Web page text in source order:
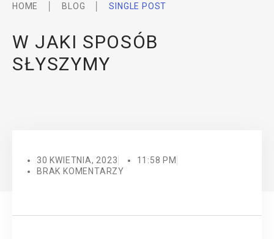
HOME BLOG SINGLE POST
W JAKI SPOSÓB
SŁYSZYMY
30 KWIETNIA, 2023
11:58 PM
BRAK KOMENTARZY